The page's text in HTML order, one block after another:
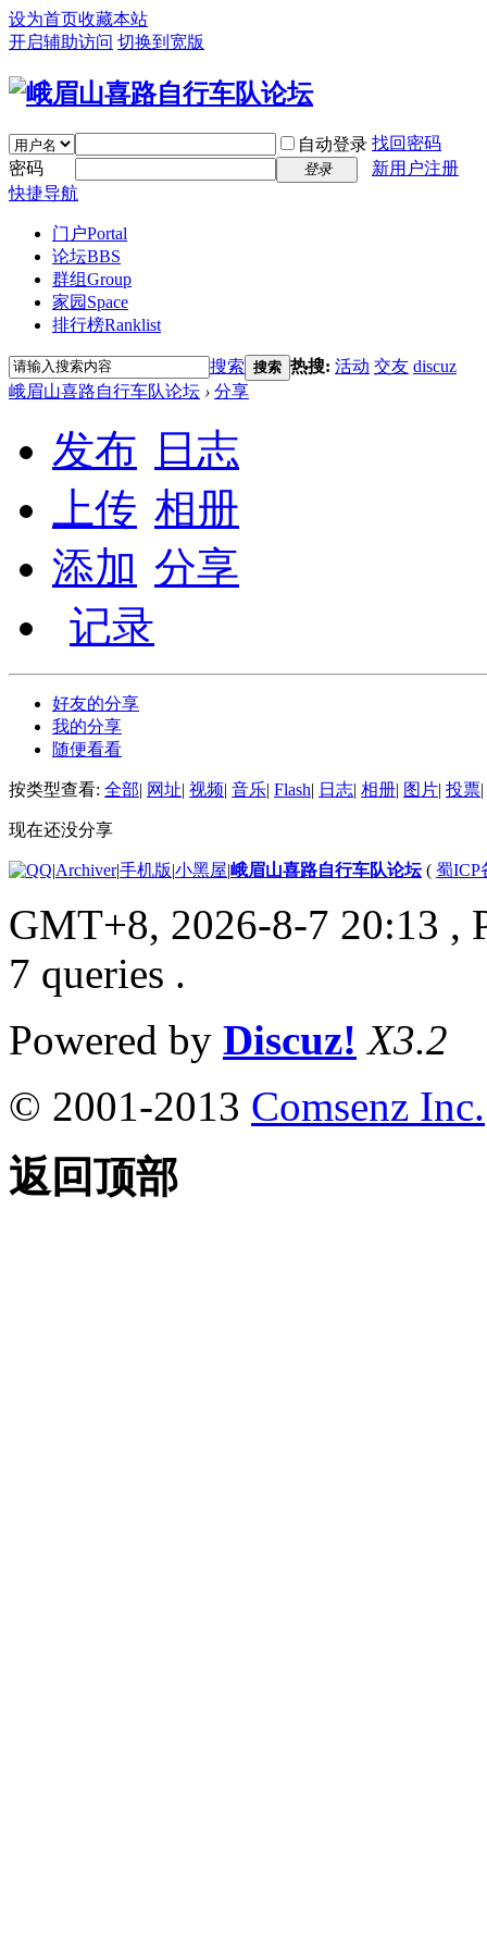
设为首页收藏本站
开启辅助访问 切换到宽版
自动登录 找回密码
密码
登录
新用户注册
快捷导航
门户Portal
论坛BBS
群组Group
家园 Space
排行榜Ranklist
搜索 搜索 热搜: 活动 交友 discuz
峨眉山喜路自行车队论坛 › 分享
发布
日志
上传 相册
添加 分享
记录
好友的分享
我的分享
随便看看
按类型查看: 全部| 网址| 视频| 音乐| Flash| 日志| 相册| 图片| 投票|
现在还没分享
|Archiver|手机版|小黑屋|峨眉山喜路自行车队论坛( 蜀ICP
GMT+8, 2026-8-7 20:13 ,
7 queries .
Powered by Discuz! X3.2
© 2001-2013 Comsenz Inc.
返回顶部